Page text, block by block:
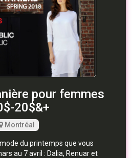
pour femmes
20$&+
Montréal
du printemps que vous
au 7 avril : Dalia, Renuar et